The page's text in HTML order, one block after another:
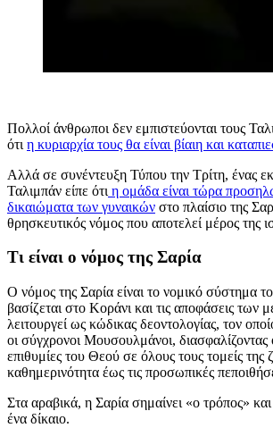
Πολλοί άνθρωποι δεν εμπιστεύονται τους
ότι η κυριαρχία τους θα είναι βίαιη και
Αλλά σε συνέντευξη Τύπου την Τρίτη, ένας
Ταλιμπάν είπε ότι η ομάδα είναι τώρα
δικαιώματα των γυναικών στο πλαίσιο της
θρησκευτικός νόμος που αποτελεί μέρος της
Τι είναι ο νόμος της Σαρία
Ο νόμος της Σαρία είναι το νομικό σύστημα
βασίζεται στο Κοράνι και τις αποφάσεις των
λειτουργεί ως κώδικας δεοντολογίας, τον
οι σύγχρονοι Μουσουλμάνοι, διασφαλίζοντας
επιθυμίες του Θεού σε όλους τους τομείς της
καθημερινότητα έως τις προσωπικές
Στα αραβικά, η Σαρία σημαίνει «ο τρόπος»
ένα δίκαιο.